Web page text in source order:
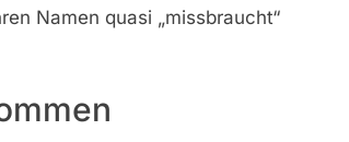
Namen quasi „missbraucht“